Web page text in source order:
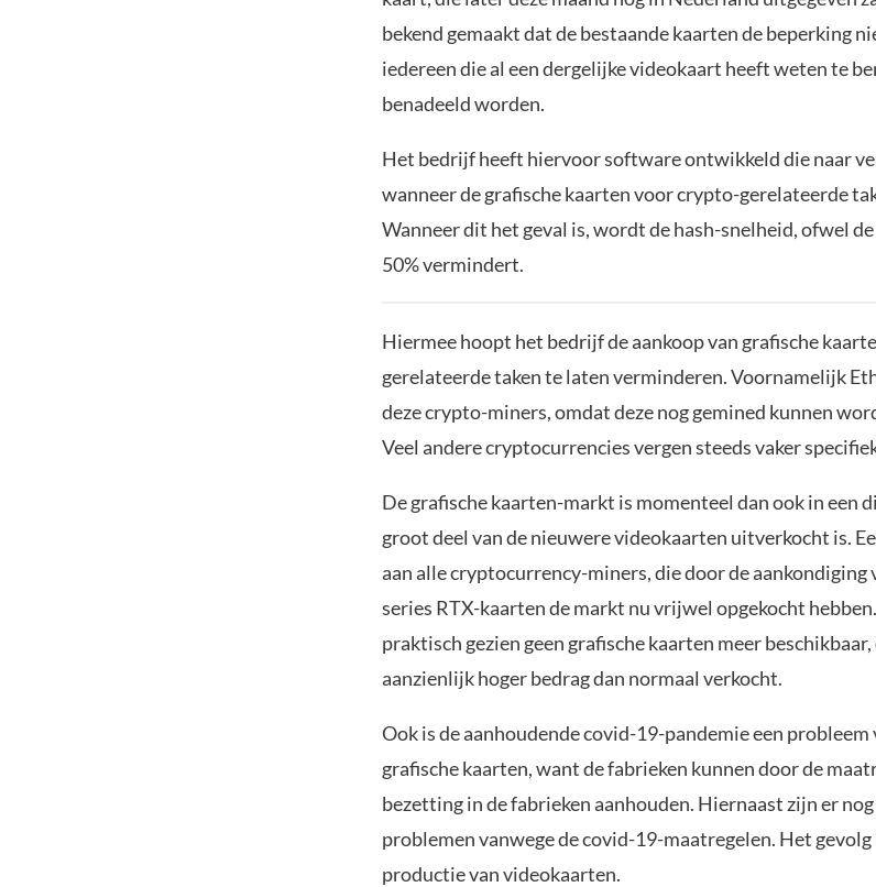
bekend gemaakt dat de bestaande kaarten de beperking
iedereen die al een dergelijke videokaart heeft weten te
benadeeld worden.
Het bedrijf heeft hiervoor software ontwikkeld die naar
wanneer de grafische kaarten voor crypto-gerelateerde
Wanneer dit het geval is, wordt de hash-snelheid, ofwel
50% vermindert.
Hiermee hoopt het bedrijf de aankoop van grafische
gerelateerde taken te laten verminderen. Voornamelijk
deze crypto-miners, omdat deze nog gemined kunnen
Veel andere cryptocurrencies vergen steeds vaker
De grafische kaarten-markt is momenteel dan ook in een
groot deel van de nieuwere videokaarten uitverkocht is.
aan alle cryptocurrency-miners, die door de aankondiging
series RTX-kaarten de markt nu vrijwel opgekocht
praktisch gezien geen grafische kaarten meer
aanzienlijk hoger bedrag dan normaal verkocht.
Ook is de aanhoudende covid-19-pandemie een
grafische kaarten, want de fabrieken kunnen door de
bezetting in de fabrieken aanhouden. Hiernaast zijn er
problemen vanwege de covid-19-maatregelen. Het
productie van videokaarten.